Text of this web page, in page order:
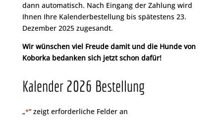
dann automatisch. Nach Eingang der Zahlung wird
Ihnen Ihre Kalenderbestellung bis spätestens 23.
Dezember 2025 zugesandt.
Wir wünschen viel Freude damit und die Hunde von
Koborka bedanken sich jetzt schon dafür!
Kalender 2026 Bestellung
„*“ zeigt erforderliche Felder an